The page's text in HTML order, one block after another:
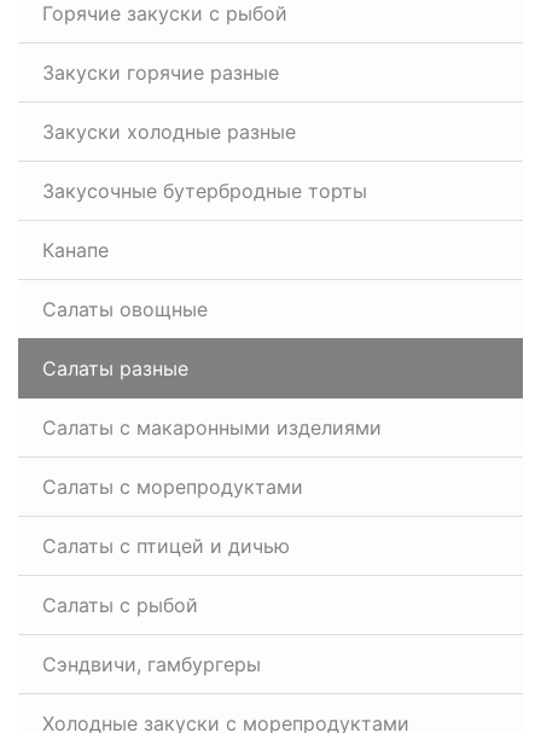
Горячие закуски с рыбой
Закуски горячие разные
Закуски холодные разные
Закусочные бутербродные торты
Канапе
Салаты овощные
Салаты разные
Салаты с макаронными изделиями
Салаты с морепродуктами
Салаты с птицей и дичью
Салаты с рыбой
Сэндвичи, гамбургеры
Холодные закуски с морепродуктами